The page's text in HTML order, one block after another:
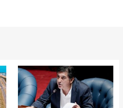
el
volumen.